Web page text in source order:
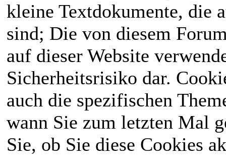
kleine Textdokumente, die
sind; Die von diesem
auf dieser Website
Sicherheitsrisiko dar.
auch die spezifischen
wann Sie zum letzten Mal
Sie, ob Sie diese Cookies